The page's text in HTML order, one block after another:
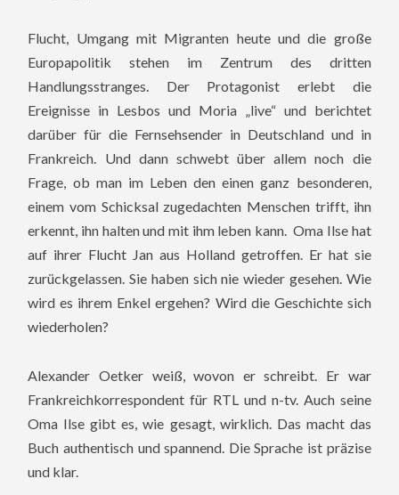
Flucht, Umgang mit Migranten heute und die große
Europapolitik stehen im Zentrum des dritten
Handlungsstranges. Der Protagonist erlebt die
Ereignisse in Lesbos und Moria „live“ und berichtet
darüber für die Fernsehsender in Deutschland und in
Frankreich. Und dann schwebt über allem noch die
Frage, ob man im Leben den einen ganz besonderen,
einem vom Schicksal zugedachten Menschen trifft, ihn
erkennt, ihn halten und mit ihm leben kann. Oma Ilse hat
auf ihrer Flucht Jan aus Holland getroffen. Er hat sie
zurückgelassen. Sie haben sich nie wieder gesehen. Wie
wird es ihrem Enkel ergehen? Wird die Geschichte sich
wiederholen?
Alexander Oetker weiß, wovon er schreibt. Er war
Frankreichkorrespondent für RTL und n-tv. Auch seine
Oma Ilse gibt es, wie gesagt, wirklich. Das macht das
Buch authentisch und spannend. Die Sprache ist präzise
und klar.